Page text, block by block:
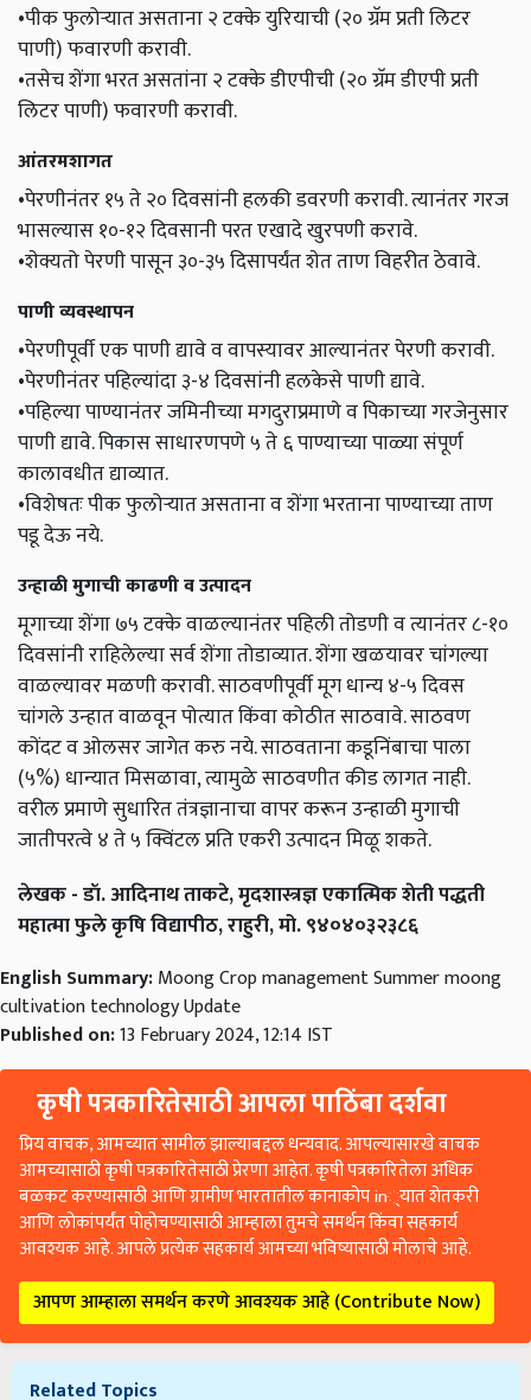
•पीक फुलोऱ्यात असताना २ टक्के युरियाची (२० ग्रॅम प्रती लिटर
पाणी) फवारणी करावी.
•तसेच शेंगा भरत असतांना २ टक्के डीएपीची (२० ग्रॅम डीएपी प्रती
लिटर पाणी) फवारणी करावी.
आंतरमशागत
•पेरणीनंतर १५ ते २० दिवसांनी हलकी डवरणी करावी. त्यानंतर गरज
भासल्यास १०-१२ दिवसानी परत एखादे खुरपणी करावे.
•शेक्यतो पेरणी पासून ३०-३५ दिसापर्यंत शेत ताण विहरीत ठेवावे.
पाणी व्यवस्थापन
•पेरणीपूर्वी एक पाणी द्यावे व वापस्यावर आल्यानंतर पेरणी करावी.
•पेरणीनंतर पहिल्यांदा ३-४ दिवसांनी हलकेसे पाणी द्यावे.
•पहिल्या पाण्यानंतर जमिनीच्या मगदुराप्रमाणे व पिकाच्या गरजेनुसार
पाणी द्यावे. पिकास साधारणपणे ५ ते ६ पाण्याच्या पाळ्या संपूर्ण
कालावधीत द्याव्यात.
•विशेषतः पीक फुलोऱ्यात असताना व शेंगा भरताना पाण्याच्या ताण
पडू देऊ नये.
उन्हाळी मुगाची काढणी व उत्पादन
मूगाच्या शेंगा ७५ टक्के वाळल्यानंतर पहिली तोडणी व त्यानंतर ८-१०
दिवसांनी राहिलेल्या सर्व शेंगा तोडाव्यात. शेंगा खळयावर चांगल्या
वाळल्यावर मळणी करावी. साठवणीपूर्वी मूग धान्य ४-५ दिवस
चांगले उन्हात वाळवून पोत्यात किंवा कोठीत साठवावे. साठवण
कोंदट व ओलसर जागेत करु नये. साठवताना कडूनिंबाचा पाला
(५%) धान्यात मिसळावा, त्यामुळे साठवणीत कीड लागत नाही.
वरील प्रमाणे सुधारित तंत्रज्ञानाचा वापर करून उन्हाळी मुगाची
जातीपरत्वे ४ ते ५ क्विंटल प्रति एकरी उत्पादन मिळू शकते.
लेखक - डॉ. आदिनाथ ताकटे, मृदशास्त्रज्ञ एकात्मिक शेती पद्धती
महात्मा फुले कृषि विद्यापीठ, राहुरी, मो. ९४०४०३२३८६
English Summary:Moong Crop management Summer moong
cultivation technology Update
Published on:13 February 2024, 12:14 IST
कृषी पत्रकारितेसाठी आपला पाठिंबा दर्शवा
प्रिय वाचक, आमच्यात सामील झाल्याबद्दल धन्यवाद. आपल्यासारखे वाचक
आमच्यासाठी कृषी पत्रकारितेसाठी प्रेरणा आहेत. कृषी पत्रकारितेला अधिक
बळकट करण्यासाठी आणि ग्रामीण भारतातील कानाकोप in्यात शेतकरी
आणि लोकांपर्यंत पोहोचण्यासाठी आम्हाला तुमचे समर्थन किंवा सहकार्य
आवश्यक आहे. आपले प्रत्येक सहकार्य आमच्या भविष्यासाठी मोलाचे आहे.
आपण आम्हाला समर्थन करणे आवश्यक आहे (Contribute Now)
Related Topics